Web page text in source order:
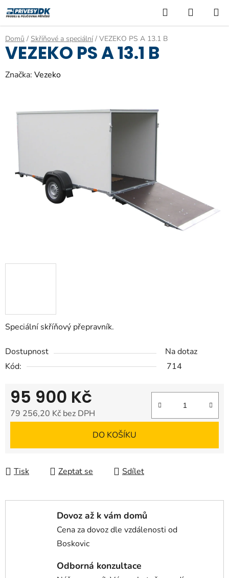
na
obsah
Hledat
KOŠÍK
Domů / Skříňové a speciální / VEZEKO PS A 13.1 B
Speciální skříňový přepravník.
Dostupnost
Na dotaz
Kód:
714
95 900 Kč
79 256,20 Kč bez DPH
DO KOŠÍKU
Tisk Zeptat se Sdílet
VEZEKO PS A 13.1 B
Značka: Vezeko
Dovoz až k vám domů
Cena za dovoz dle vzdálenosti od
Boskovic
Odborná konzultace